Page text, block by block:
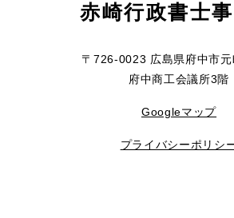
赤崎行政書士
〒726-0023 広島県府中市元
府中商工会議所3階
Googleマップ
プライバシーポリシ